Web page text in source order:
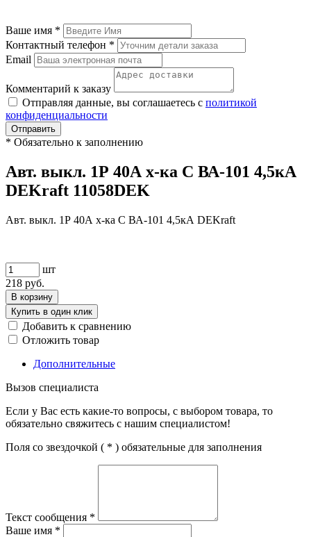
Ваше имя *
Контактный телефон *
Email
Комментарий к заказу
Отправляя данные, вы соглашаетесь с политикой
конфиденциальности
Отправить
* Обязательно к заполнению
Авт. выкл. 1Р 40А х-ка C ВА-101 4,5кА
DEKraft 11058DEK
Авт. выкл. 1Р 40А х-ка C ВА-101 4,5кА DEKraft
шт
218 руб.
В корзину
Купить в один клик
Добавить к сравнению
Отложить товар
Дополнительные
Вызов специалиста
Если у Вас есть какие-то вопросы, с выбором товара, то
обязательно свяжитесь с нашим специалистом!
Поля со звездочкой ( * ) обязательные для заполнения
Текст сообщения *
Ваше имя *